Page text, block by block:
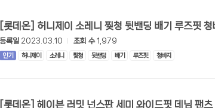
등록일 2023.03.10 조회 수1,979
인기 허니제이 소레니 찢청 뒷밴딩 배기 루즈핏 청바지